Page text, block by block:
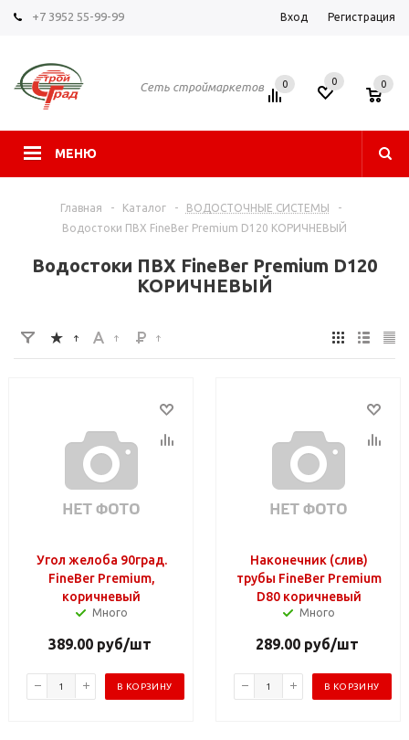
+7 3952 55-99-99 Вход Регистрация
Сеть строймаркетов
МЕНЮ
0 0 0
Главная - Каталог - ВОДОСТОЧНЫЕ СИСТЕМЫ
-
Водостоки ПВХ FineBer Premium D120 КОРИЧНЕВЫЙ
Водостоки ПВХ FineBer Premium D120
КОРИЧНЕВЫЙ
Угол желоба 90град.
FineBer Premium,
коричневый
Много
389.00руб/шт
В КОРЗИНУ
Наконечник (слив)
трубы FineBer Premium
D80 коричневый
Много
289.00руб/шт
В КОРЗИНУ